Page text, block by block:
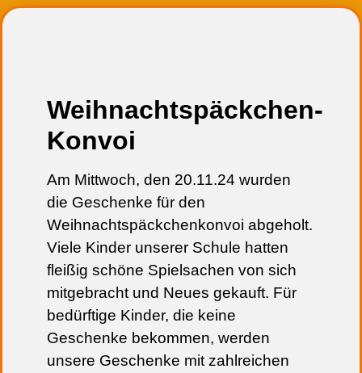
Weihnachtspäckchen-
Konvoi
Am Mittwoch, den 20.11.24 wurden
die Geschenke für den
Weihnachtspäckchenkonvoi abgeholt.
Viele Kinder unserer Schule hatten
fleißig schöne Spielsachen von sich
mitgebracht und Neues gekauft. Für
bedürftige Kinder, die keine
Geschenke bekommen, werden
unsere Geschenke mit zahlreichen